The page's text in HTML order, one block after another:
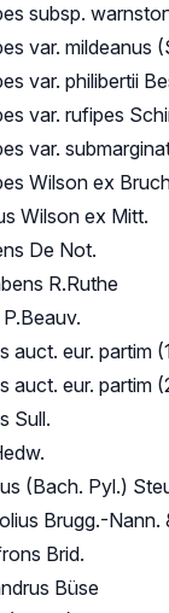
subsp.
var. mildeanus
var. philibertii
var. rufipes
var.
Wilson ex
Wilson ex Mitt.
De Not.
R.Ruthe
auct. eur. partim
auct. eur. partim
Sull.
(Bach. Pyl.)
Brugg.-Nann.
Brid.
Büse